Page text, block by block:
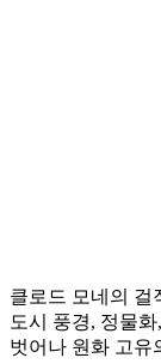
클로드 모네의 걸
도시 풍경, 정물
벗어나 원화 고유